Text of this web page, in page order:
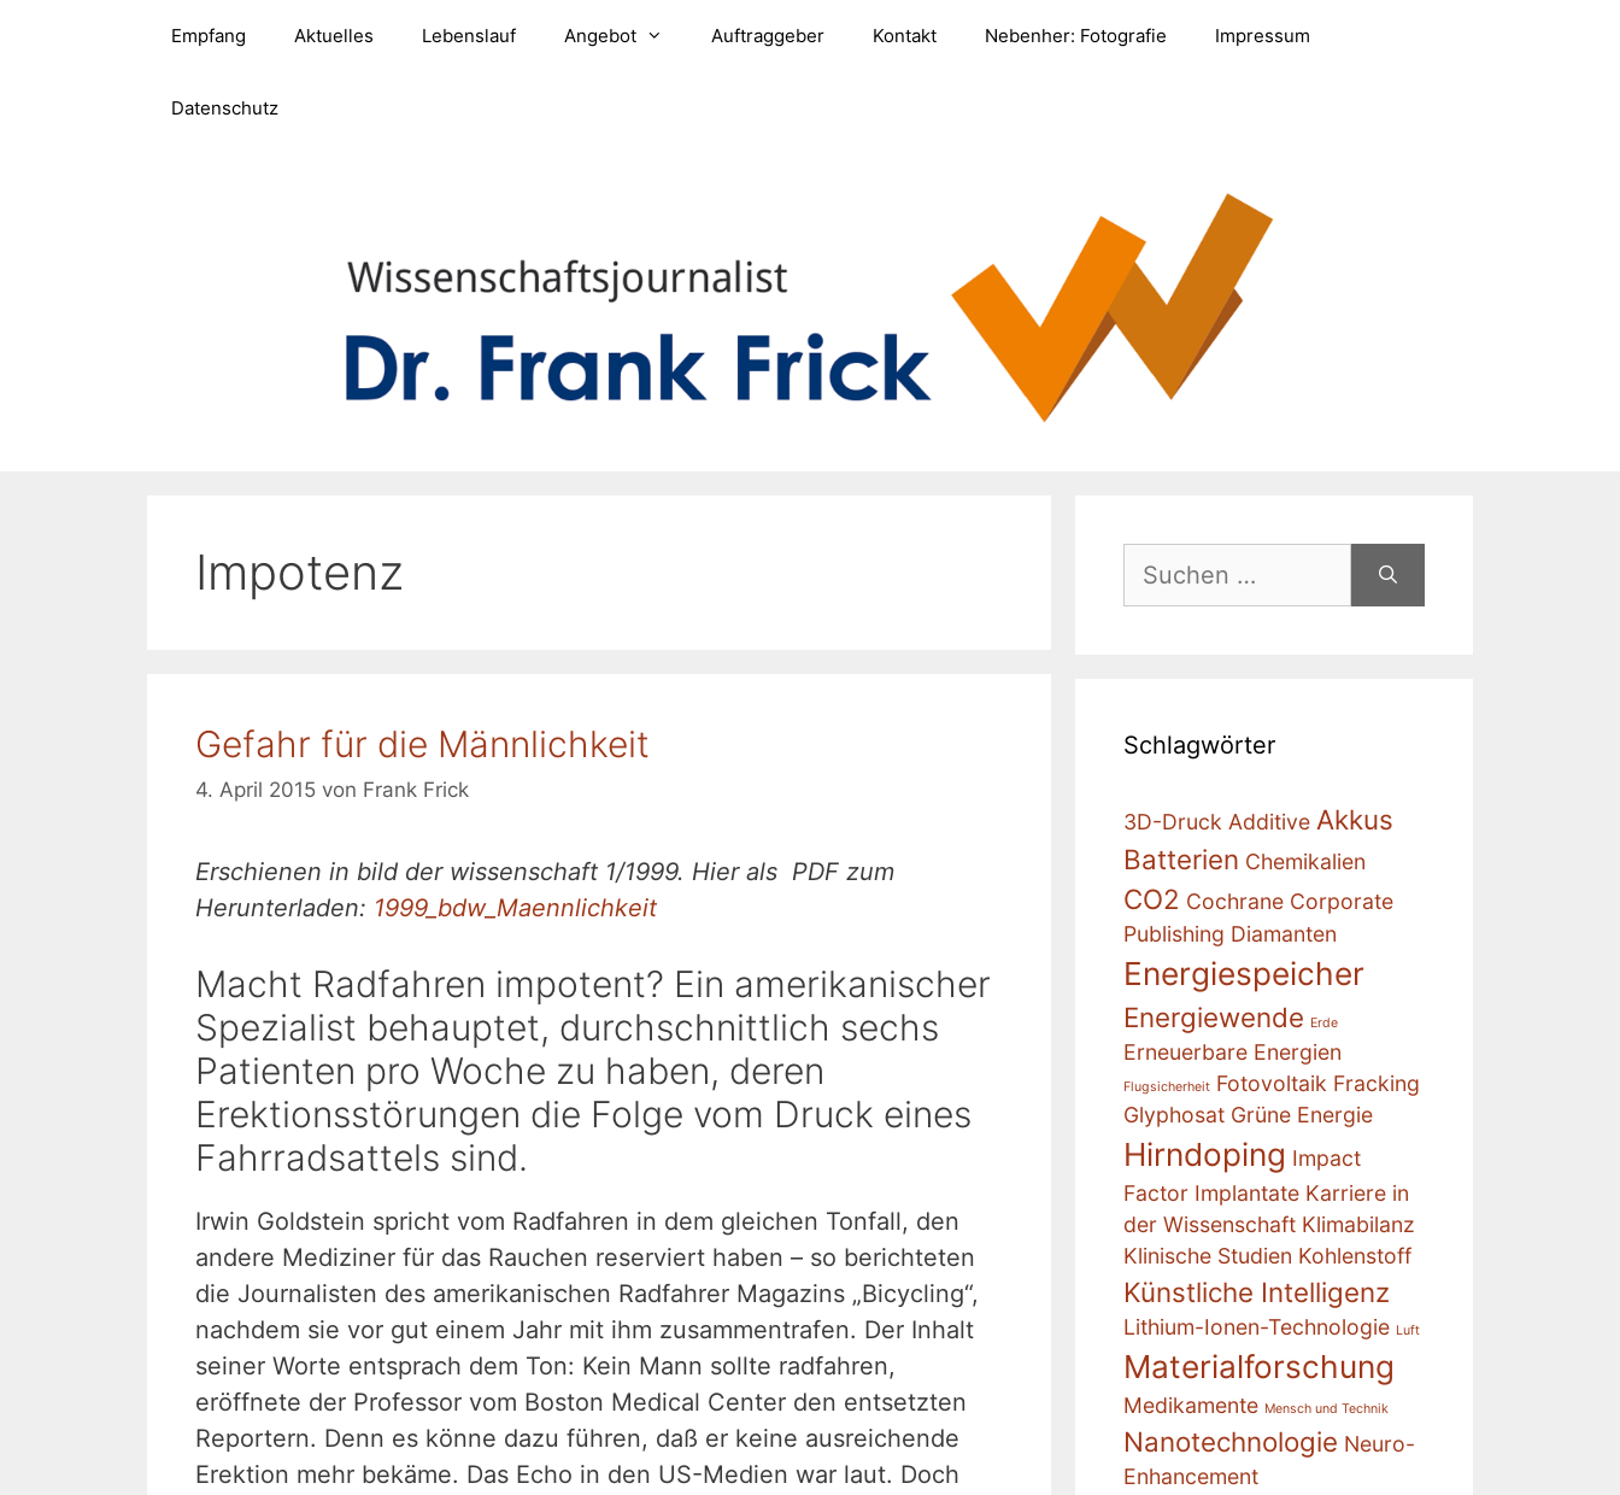
Empfang Aktuelles Lebenslauf Angebot Auftraggeber Kontakt Nebenher: Fotografie Impressum
Datenschutz
Impotenz
Gefahr für die Männlichkeit
4. April 2015 von Frank Frick
Erschienen in bild der wissenschaft 1/1999. Hier als PDF zum
Herunterladen: 1999_bdw_Maennlichkeit
Macht Radfahren impotent? Ein amerikanischer
Spezialist behauptet, durchschnittlich sechs
Patienten pro Woche zu haben, deren
Erektionsstörungen die Folge vom Druck eines
Fahrradsattels sind.
Irwin Goldstein spricht vom Radfahren in dem gleichen Tonfall, den
andere Mediziner für das Rauchen reserviert haben – so berichteten
die Journalisten des amerikanischen Radfahrer Magazins „Bicycling“,
nachdem sie vor gut einem Jahr mit ihm zusammentrafen. Der Inhalt
seiner Worte entsprach dem Ton: Kein Mann sollte radfahren,
eröffnete der Professor vom Boston Medical Center den entsetzten
Reportern. Denn es könne dazu führen, daß er keine ausreichende
Erektion mehr bekäme. Das Echo in den US-Medien war laut. Doch
nach:
Schlagwörter
3D-Druck Additive Akkus
Batterien Chemikalien
CO2 Cochrane Corporate
Publishing Diamanten
Energiespeicher
Energiewende Erde
Erneuerbare Energien
Flugsicherheit Fotovoltaik Fracking
Glyphosat Grüne Energie
Hirndoping Impact
Factor Implantate Karriere in
der Wissenschaft Klimabilanz
Klinische Studien Kohlenstoff
Künstliche Intelligenz
Lithium-Ionen-Technologie Luft
Materialforschung
Medikamente Mensch und Technik
Nanotechnologie Neuro-
Enhancement